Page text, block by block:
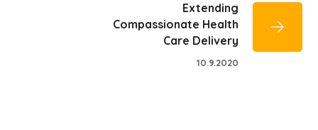
Extending
Compassionate Health
Care Delivery
10.9.2020